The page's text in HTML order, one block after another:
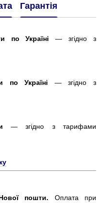
Гарантія
по Україні — згідно з
по Україні — згідно з
— згідно з тарифами
пошти. Оплата при